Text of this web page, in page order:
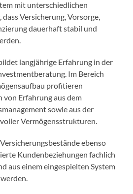
mit unterschiedlichen
Versicherung, Vorsorge,
dauerhaft stabil und
langjährige Erfahrung in der
Im Bereich
profitieren
Erfahrung aus dem
sowie aus der
Vermögensstrukturen.
ebenso
Kundenbeziehungen fachlich
aus einem eingespielten System